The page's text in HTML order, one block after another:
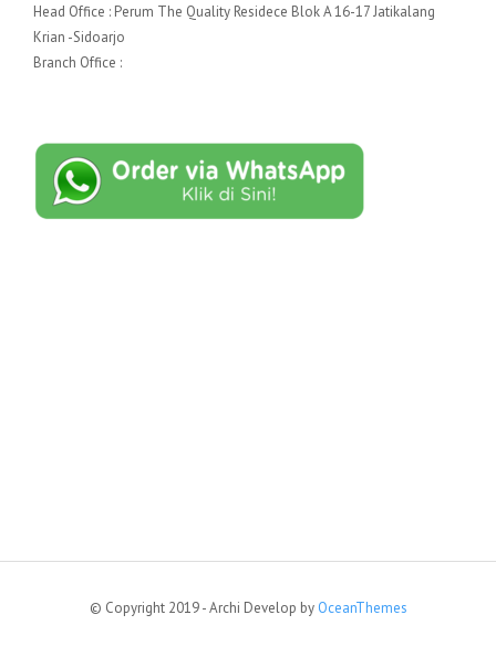
Head Office : Perum The Quality Residece Blok A 16-17 Jatikalang
Krian -Sidoarjo
Branch Office :
© Copyright 2019 - Archi Develop by OceanThemes